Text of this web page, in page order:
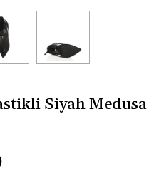
Siyah Medusa